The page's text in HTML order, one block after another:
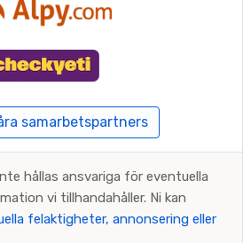
samarbetspartners
hållas ansvariga för eventuella
vi tillhandahåller. Ni kan
felaktigheter, annonsering eller